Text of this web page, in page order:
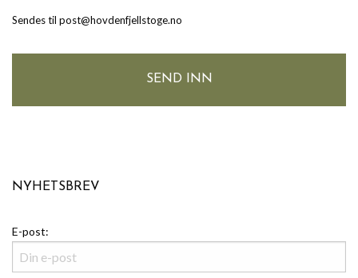
Sendes til post@hovdenfjellstoge.no
NYHETSBREV
E-post: